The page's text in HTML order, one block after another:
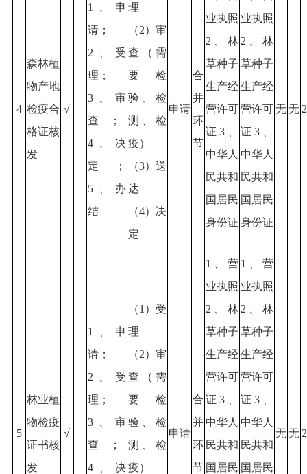
4
森林植
物产地
检疫合
格证核
发
√
1、申
请；
2、受
理；
3、审
查；
4、决
定；
5、办
结
理
（2）审
查（需
要检
验、检
测、检
疫）
（3）送
达
（4）决
定
申请
合
并
环
节
业执照
2、林
草种子
生产经
营许可
证3、
中华人
民共和
国居民
身份证
业执照
2、林
草种子
生产经
营许可
证3、
中华人
民共和
国居民
身份证
无无
5
林业植
物检疫
证书核
发
√
1、申
请；
2、受
理；
3、审
查；
4、决
（1）受
理
（2）审
查（需
要检
验、检
测、检
疫）
申请
合
并
环
节
1、营
业执照
2、林
草种子
生产经
营许可
证3、
中华人
民共和
国居民
1、营
业执照
2、林
草种子
生产经
营许可
证3、
中华人
民共和
国居民
无无